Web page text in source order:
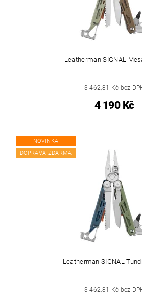
Leatherman SIGNAL
3 462,81 Kč bez
4 190 Kč
NOVINKA
DOPRAVA ZDARMA
Leatherman SIGNAL
3 462,81 Kč bez